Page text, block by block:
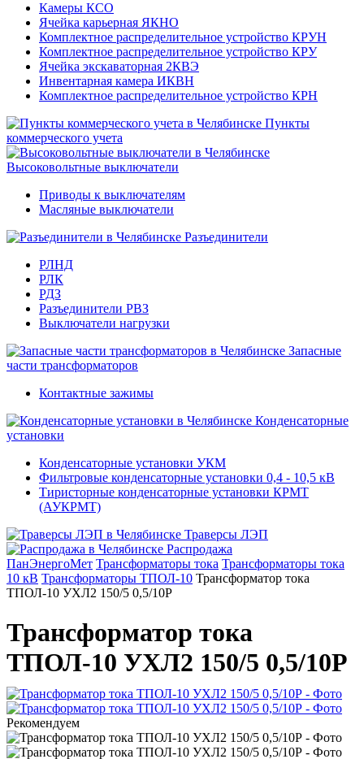
Камеры КСО
Ячейка карьерная ЯКНО
Комплектное распределительное устройство КРУН
Комплектное распределительное устройство КРУ
Ячейка экскаваторная 2КВЭ
Инвентарная камера ИКВН
Комплектное распределительное устройство КРН
Пункты
коммерческого учета
Высоковольтные выключатели
Приводы к выключателям
Масляные выключатели
Разъединители
РЛНД
РЛК
РДЗ
Разъединители РВЗ
Выключатели нагрузки
Запасные
части трансформаторов
Контактные зажимы
Конденсаторные
установки
Конденсаторные установки УКМ
Фильтровые конденсаторные установки 0,4 - 10,5 кВ
Тиристорные конденсаторные установки КРМТ
(АУКРМТ)
Траверсы ЛЭП
Распродажа
ПанЭнергоМет Трансформаторы тока Трансформаторы тока
10 кВ Трансформаторы ТПОЛ-10 Трансформатор тока
ТПОЛ-10 УХЛ2 150/5 0,5/10Р
Трансформатор тока
ТПОЛ-10 УХЛ2 150/5 0,5/10Р
Рекомендуем